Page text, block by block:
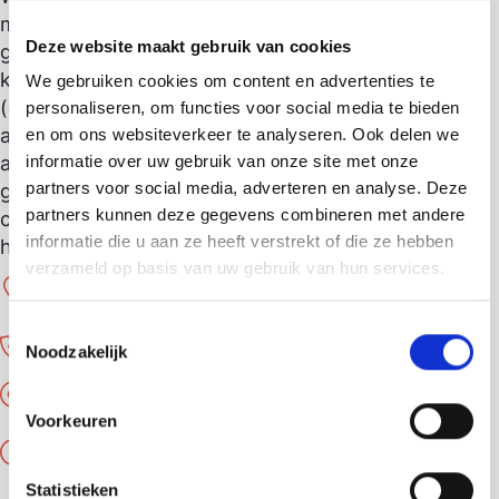
Deze website maakt gebruik van cookies
We gebruiken cookies om content en advertenties te
personaliseren, om functies voor social media te bieden
en om ons websiteverkeer te analyseren. Ook delen we
informatie over uw gebruik van onze site met onze
partners voor social media, adverteren en analyse. Deze
partners kunnen deze gegevens combineren met andere
informatie die u aan ze heeft verstrekt of die ze hebben
verzameld op basis van uw gebruik van hun services.
Noodzakelijk
Voorkeuren
Statistieken
meer gebruikt. De volgende spullen kunnen wij
goed gebruiken: dames- heren en
kinderkleding, accessoires, sieraden, boeken
(ook Engelstalig), speelgoed, klein huishoudelijk
apparatuur, schilderijen, schemerlampjes, kunst,
antiek en brocante. Twijfel je of je donatie
geschikt is voor de winkel? Neem gerust
contact op met de winkel. Wij heten je van
harte welkom!
Neuweg 211
1214 GR Hilversum
035 7600691